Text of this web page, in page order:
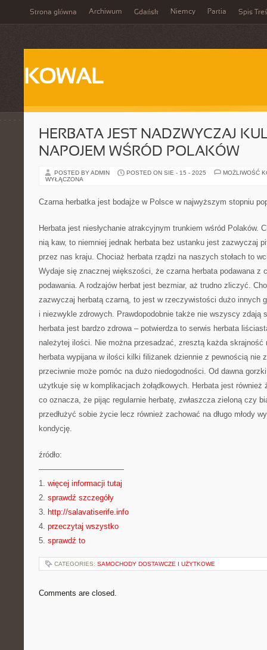
Strona główna Archiwum Gdańsk Niemcy Partia Spis
KOWAL
HERBATA JEST NADZWYCZAJ
NAPOJEM WŚRÓD POLAKÓW
POSTED BY ADMIN POSTED ON SIE - 15 - 2025
MOŻLIWOŚĆ
WYŁĄCZONA
Czarna herbatka jest bodajże w Polsce w najwyższym stopniu
Herbata jest niesłychanie atrakcyjnym trunkiem wśród Polaków.
nią kaw, to niemniej jednak herbata bez ustanku jest zazwyczaj
przez nas kraju. Chociaż herbata rządzi na naszych stołach to
Wydaje się znacznej większości, że czarna herbata podawana z
podawania. A rodzajów herbat jest bezmiar, aż trudno zliczyć.
zazwyczaj herbatą czarną, to jest w rzeczywistości dużo innych
i niezwykle zdrowych. Prawdopodobnie także nie wszyscy zdają
herbata jest bardzo zdrowa – potwierdza to serwis herbata
należytej ilości. Nie można przesadzać, zresztą każda
herbata wypijana w ilości kilki filiżanek dziennie z pewnością nie
przeciwnie może pomóc na dużo niedogodności. Od dawna
użytkuje się w komplikacjach żołądkowych. Herbata jest również
co oznacza, że pijąc regularnie herbatę, zwłaszcza zieloną czy
przedłużyć sobie życie lecz również zachować na długo młody
kondycję.
źródło:
———————————
1. więcej informacji tutaj
2. sprawdź szczegóły
3. http://salavatiserife.info
4. przeczytaj wszystko
5. sprawdź to
CATEGORIES: SAMOCHODY DOSTAWCZE I UŻYTKOWE
Comments are closed.